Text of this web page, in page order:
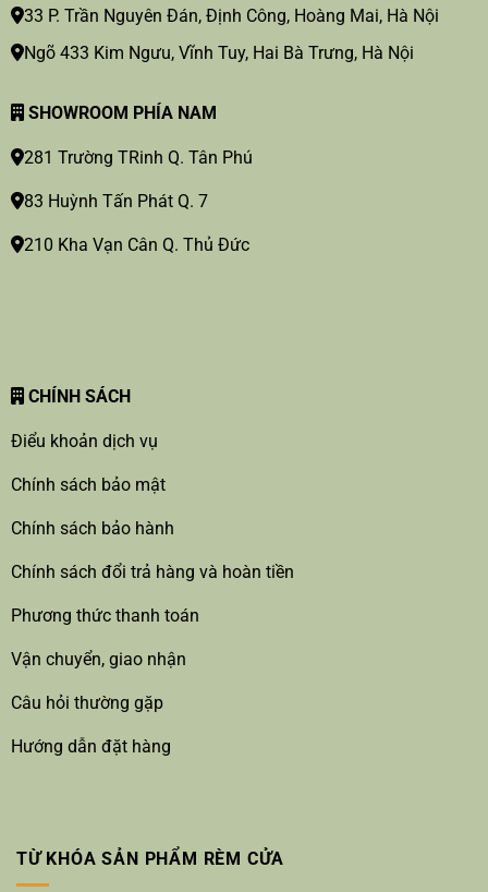
33 P. Trần Nguyên Đán, Định Công, Hoàng Mai, Hà Nội
Ngõ 433 Kim Ngưu, Vĩnh Tuy, Hai Bà Trưng, Hà Nội
SHOWROOM PHÍA NAM
281 Trường TRinh Q. Tân Phú
83 Huỳnh Tấn Phát Q. 7
210 Kha Vạn Cân Q. Thủ Đức
CHÍNH SÁCH
Điểu khoản dịch vụ
Chính sách bảo mật
Chính sách bảo hành
Chính sách đổi trả hàng và hoàn tiền
Phương thức thanh toán
Vận chuyển, giao nhận
Câu hỏi thường gặp
Hướng dẫn đặt hàng
TỪ KHÓA SẢN PHẨM RÈM CỬA